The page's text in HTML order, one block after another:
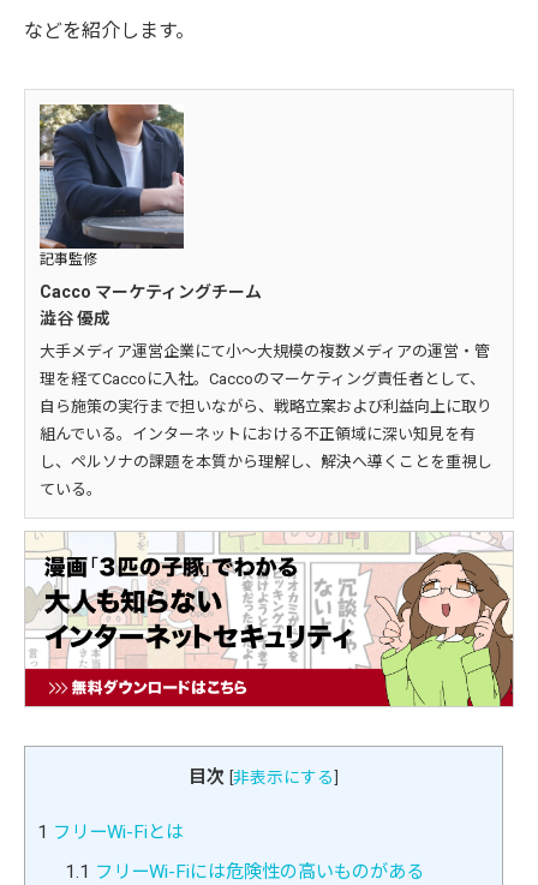
などを紹介します。
記事監修
Cacco マーケティングチーム
澁谷 優成
大手メディア運営企業にて小～大規模の複数メディアの運営・管
理を経てCaccoに入社。Caccoのマーケティング責任者として、
自ら施策の実行まで担いながら、戦略立案および利益向上に取り
組んでいる。インターネットにおける不正領域に深い知見を有
し、ペルソナの課題を本質から理解し、解決へ導くことを重視し
ている。
目次 [非表示にする]
1 フリーWi-Fiとは
1.1 フリーWi-Fiには危険性の高いものがある